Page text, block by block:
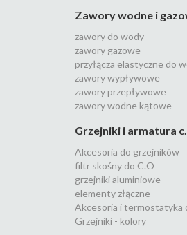
Zawory wodne i
zawory do wody
zawory gazowe
przyłącza elastyczne do
zawory wypływowe
zawory przepływowe
zawory wodne kątowe
Grzejniki i armatura
Akcesoria do grzejników
filtr skośny do C.O
grzejniki aluminiowe
elementy złączne
Akcesoria i termostatyka
Grzejniki - kolory